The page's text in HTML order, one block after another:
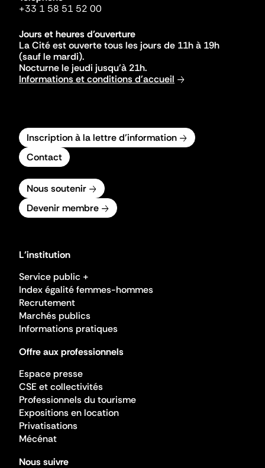
+33 1 58 51 52 00
Jours et heures d'ouverture
La Cité est ouverte tous les jours de 11h à 19h
(sauf le mardi).
Nocturne le jeudi jusqu'à 21h.
Informations et conditions d'accueil
Inscription à la lettre d'information
Contact
Nous soutenir
Devenir membre
L'institution
Service public +
Index égalité femmes-hommes
Recrutement
Marchés publics
Informations pratiques
Offre aux professionnels
Espace presse
CSE et collectivités
Professionnels du tourisme
Expositions en location
Privatisations
Mécénat
Nous suivre